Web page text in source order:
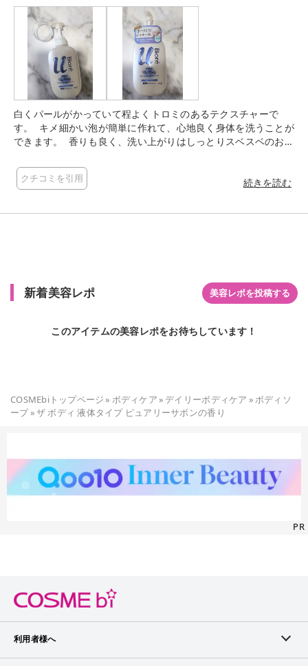
白くパールがかっていて程よくトロミのあるテクスチャーで
す。 キメ細かい泡が簡単に作れて、心地良く身体を洗うことが
できます。 香りも良く、洗い上がりはしっとりスベスベのお肌
ディーソープです！
クチコミを引用 続きを読む
新着美容レポ 美容レポを投稿する
このアイテムの美容レポをお待ちしています！
COSMEbiトップページ» ボディケア» デイリーボディケア »ボディソ
ープ»ザ ボディ 液体タイプ ピュアリーサボンの香り
PR
利用者様へ